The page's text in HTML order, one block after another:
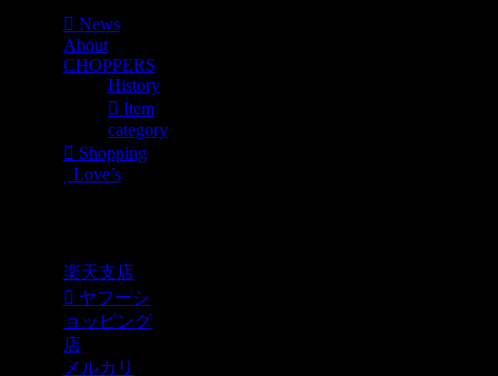
News
About
CHOPPERS
History
Item
category
Shopping
Love’s
楽天支店
ヤフーシ
ョッピング
店
メルカリ